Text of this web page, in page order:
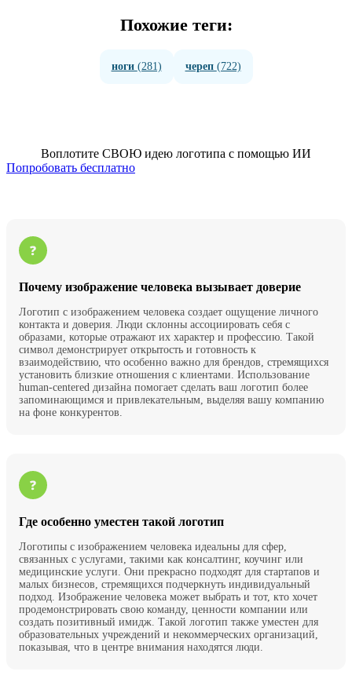
Похожие теги:
ноги (281) череп (722)
Воплотите СВОЮ идею логотипа с помощью ИИ
Попробовать бесплатно
Почему изображение человека вызывает доверие
Логотип с изображением человека создает ощущение личного
контакта и доверия. Люди склонны ассоциировать себя с
образами, которые отражают их характер и профессию. Такой
символ демонстрирует открытость и готовность к
взаимодействию, что особенно важно для брендов, стремящихся
установить близкие отношения с клиентами. Использование
human-centered дизайна помогает сделать ваш логотип более
запоминающимся и привлекательным, выделяя вашу компанию
на фоне конкурентов.
Где особенно уместен такой логотип
Логотипы с изображением человека идеальны для сфер,
связанных с услугами, такими как консалтинг, коучинг или
медицинские услуги. Они прекрасно подходят для стартапов и
малых бизнесов, стремящихся подчеркнуть индивидуальный
подход. Изображение человека может выбрать и тот, кто хочет
продемонстрировать свою команду, ценности компании или
создать позитивный имидж. Такой логотип также уместен для
образовательных учреждений и некоммерческих организаций,
показывая, что в центре внимания находятся люди.